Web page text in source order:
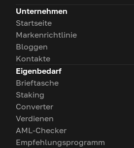
Unternehmen
Startseite
Markenrichtlinie
Bloggen
Kontakte
Eigenbedarf
Brieftasche
Staking
Converter
Verdienen
AML-Checker
Empfehlungsprogramm